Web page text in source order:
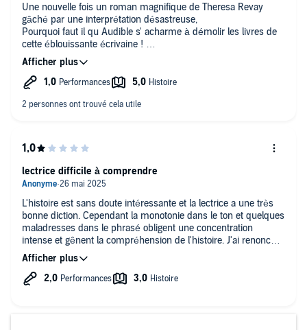
Une nouvelle fois un roman magnifique de Theresa Revay
gâché par une interprétation désastreuse,
Pourquoi faut il qu Audible s' acharme à démolir les livres de
cette éblouissante écrivaine !
C est le quatrième roman de cette auteur dont l écoute est un
véritable calvaire
(voir les critiques des lecteur vis à vis de l interprétation des
"Valentine ou le temps des adieux
Mais à quoi servent les critiques des lecteurs, Audible y jette t
il le moindre coup d oeil ?????
Les lecteurs sont là pour régler leur abonnement et vu la
sélection des livres gratuits sont invités à acheter beaucoup d
Contente que ce soit ma dernière critique sur Audible, je vais
sur un autre site plus respectueux des auteurs et de leurs
lecteurs !
L'histoire est sans doute intéressante et la lectrice a une très
bonne diction. Cependant la monotonie dans le ton et quelques
maladresses dans le phrasé obligent une concentration
intense et gênent la compréhension de l'histoire. J'ai renoncé à
terminer cette écoute.
lectrice difficile à comprendre